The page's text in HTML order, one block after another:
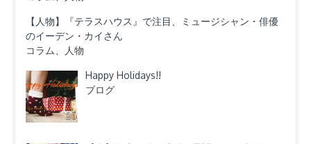
【人物】『テラスハウス』で注目、ミュージシャン・俳優
のイーデン・カイさん
コラム、人物
Happy Holidays!!
ブログ